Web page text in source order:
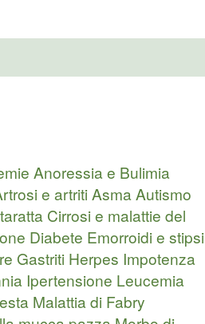
Anoressia e Bulimia
e artritiAsmaAutismo
Cirrosi e malattie del
Diabete Emorroidi e stipsi
Gastriti Herpes Impotenza
Ipertensione Leucemia
Malattia di Fabry